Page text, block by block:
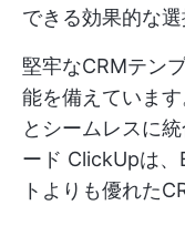
できる効果的な選
堅牢なCRMテン
能を備えています
とシームレスに統
ード ClickUpは、
トよりも優れた